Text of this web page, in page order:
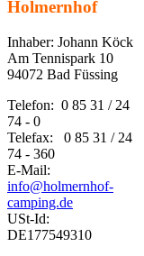
Holmernhof
Inhaber: Johann Köck
Am Tennispark 10
94072 Bad Füssing
Telefon: 0 85 31 / 24
74 - 0
Telefax: 0 85 31 / 24
74 - 360
E-Mail:
info@holmernhof-
camping.de
USt-Id:
DE177549310